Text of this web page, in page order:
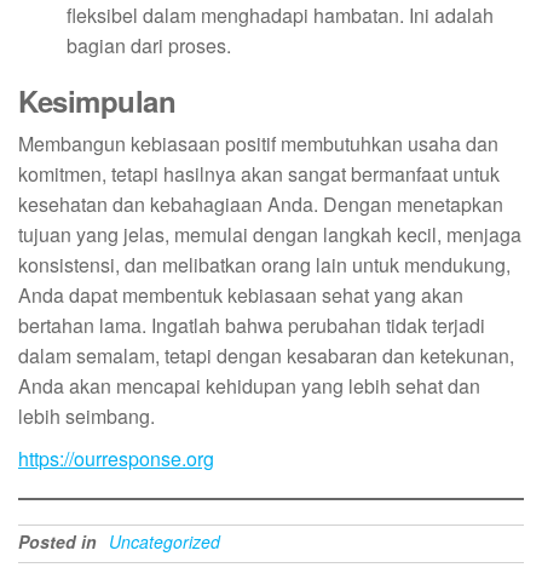
fleksibel dalam menghadapi hambatan. Ini adalah
bagian dari proses.
Kesimpulan
Membangun kebiasaan positif membutuhkan usaha dan
komitmen, tetapi hasilnya akan sangat bermanfaat untuk
kesehatan dan kebahagiaan Anda. Dengan menetapkan
tujuan yang jelas, memulai dengan langkah kecil, menjaga
konsistensi, dan melibatkan orang lain untuk mendukung,
Anda dapat membentuk kebiasaan sehat yang akan
bertahan lama. Ingatlah bahwa perubahan tidak terjadi
dalam semalam, tetapi dengan kesabaran dan ketekunan,
Anda akan mencapai kehidupan yang lebih sehat dan
lebih seimbang.
https://ourresponse.org
Posted in Uncategorized